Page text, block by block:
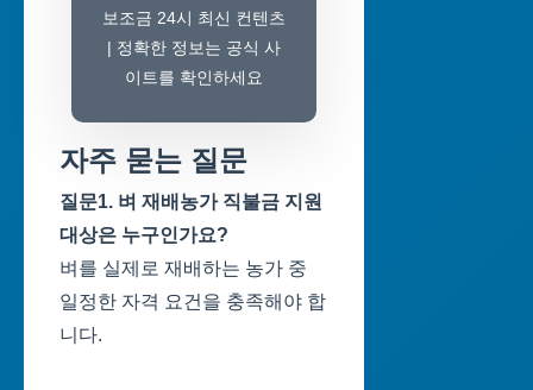
보조금 24시 최신 컨텐츠
| 정확한 정보는 공식 사
이트를 확인하세요
자주 묻는 질문
질문1. 벼 재배농가 직불금 지원
대상은 누구인가요?
벼를 실제로 재배하는 농가 중
일정한 자격 요건을 충족해야 합
니다.